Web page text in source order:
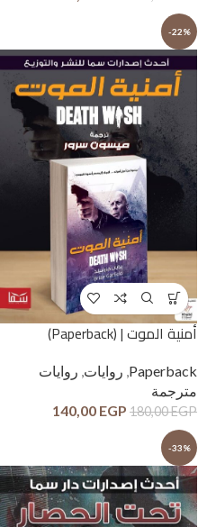
-22%
أمنية الموت | (Paperback)
Paperback روايات روايات
مترجمة
180,00EGP
140,00 EGP
-33%